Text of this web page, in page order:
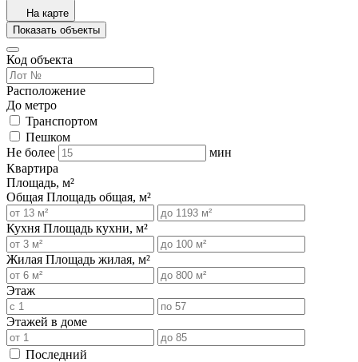
На карте
Показать объекты
Код объекта
Расположение
До метро
Транспортом
Пешком
Не более
мин
Квартира
Площадь, м²
Общая Площадь общая, м²
Кухня Площадь кухни, м²
Жилая Площадь жилая, м²
Этаж
Этажей в доме
Последний